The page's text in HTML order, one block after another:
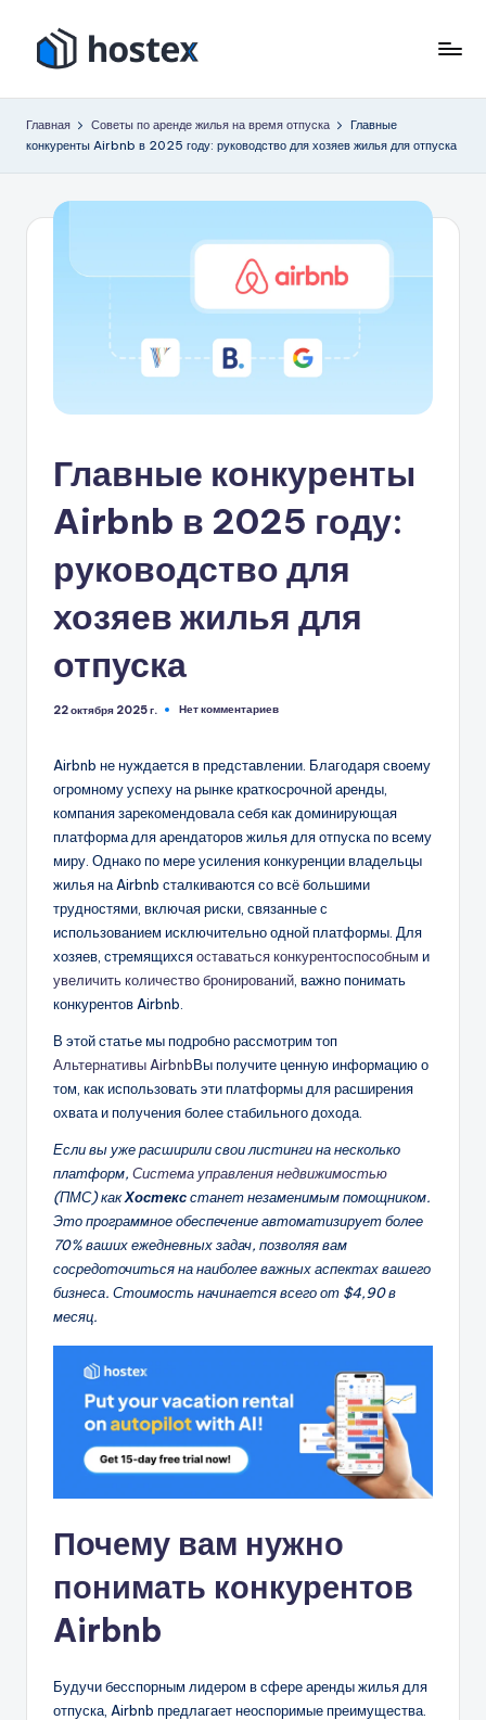
Перейти
содержимому
о
с
вашего
помощью
интеллекта
Главная Советы по аренде жилья на время отпуска
Главные
конкуренты Airbnb в 2025 году: руководство для хозяев жилья для отпуска
Главные конкуренты
Airbnb в 2025 году:
руководство для
хозяев жилья для
отпуска
22 октября 2025 г. Нет комментариев
Airbnb не нуждается в представлении. Благодаря своему
огромному успеху на рынке краткосрочной аренды,
компания зарекомендовала себя как доминирующая
платформа для арендаторов жилья для отпуска по всему
миру. Однако по мере усиления конкуренции владельцы
жилья на Airbnb сталкиваются со всё большими
трудностями, включая риски, связанные с
использованием исключительно одной платформы. Для
хозяев, стремящихсяоставаться конкурентоспособным и
увеличить количество бронирований , важно понимать
конкурентов Airbnb.
В этой статье мы подробно рассмотрим топ
Альтернативы AirbnbВы получите ценную информацию о
том, как использовать эти платформы для расширения
охвата и получения более стабильного дохода.
Если вы уже расширили свои листинги на несколько
платформ, Система управления недвижимостью
(ПМС) какХостексстанет незаменимым помощником.
Это программное обеспечение автоматизирует более
70% ваших ежедневных задач, позволяя вам
сосредоточиться на наиболее важных аспектах вашего
бизнеса. Стоимость начинается всего от $4,90 в
месяц.
Почему вам нужно
понимать конкурентов
Airbnb
Будучи бесспорным лидером в сфере аренды жилья для
отпуска, Airbnb предлагает неоспоримые преимущества.